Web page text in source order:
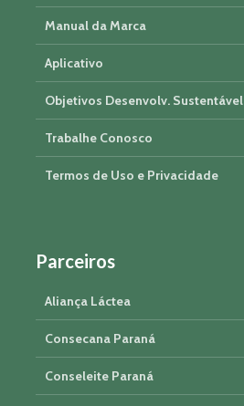
Manual da Marca
Aplicativo
Objetivos Desenvolv. Sustentável
Trabalhe Conosco
Termos de Uso e Privacidade
Parceiros
Aliança Láctea
Consecana Paraná
Conseleite Paraná